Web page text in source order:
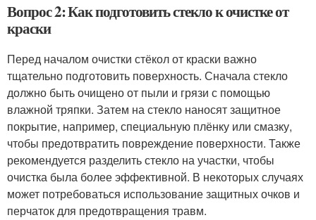
Вопрос 2: Как подготовить стекло к очистке от
краски
Перед началом очистки стёкол от краски важно
тщательно подготовить поверхность. Сначала стекло
должно быть очищено от пыли и грязи с помощью
влажной тряпки. Затем на стекло наносят защитное
покрытие, например, специальную плёнку или смазку,
чтобы предотвратить повреждение поверхности. Также
рекомендуется разделить стекло на участки, чтобы
очистка была более эффективной. В некоторых случаях
может потребоваться использование защитных очков и
перчаток для предотвращения травм.